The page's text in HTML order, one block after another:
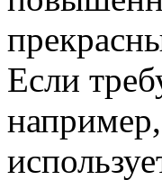
Если